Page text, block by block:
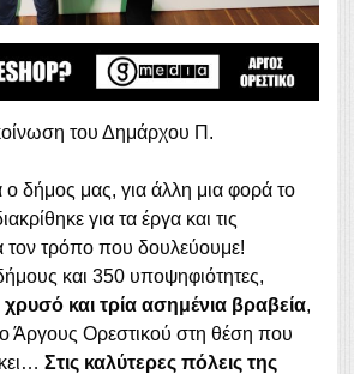
του Δημάρχου Π.
ο δήμος μας, για άλλη μια φορά το
για τα έργα και τις
τον τρόπο που δουλεύουμε!
και 350 υποψηφιότητες,
χρυσό και τρία ασημένια βραβεία,
Άργους Ορεστικού στη θέση που
Στις καλύτερες πόλεις της